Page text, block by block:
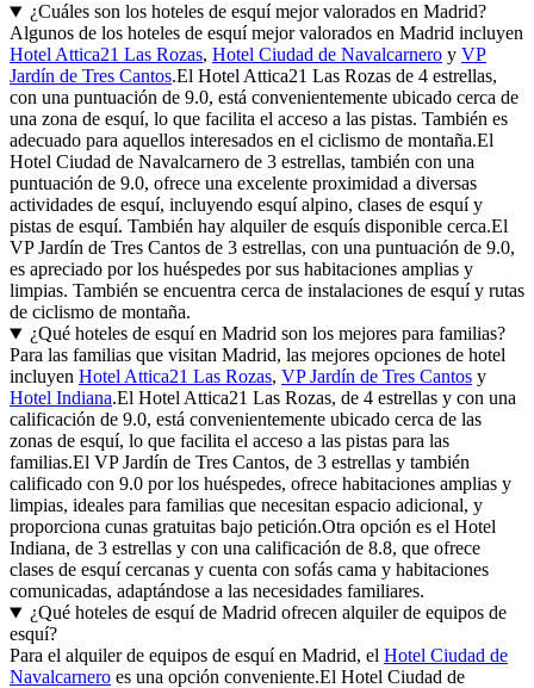
¿Cuáles son los hoteles de esquí mejor valorados en Madrid?
Algunos de los hoteles de esquí mejor valorados en Madrid incluyen
Hotel Attica21 Las Rozas, Hotel Ciudad de Navalcarnero y VP
Jardín de Tres Cantos.El Hotel Attica21 Las Rozas de 4 estrellas,
con una puntuación de 9.0, está convenientemente ubicado cerca de
una zona de esquí, lo que facilita el acceso a las pistas. También es
adecuado para aquellos interesados en el ciclismo de montaña.El
Hotel Ciudad de Navalcarnero de 3 estrellas, también con una
puntuación de 9.0, ofrece una excelente proximidad a diversas
actividades de esquí, incluyendo esquí alpino, clases de esquí y
pistas de esquí. También hay alquiler de esquís disponible cerca.El
VP Jardín de Tres Cantos de 3 estrellas, con una puntuación de 9.0,
es apreciado por los huéspedes por sus habitaciones amplias y
limpias. También se encuentra cerca de instalaciones de esquí y rutas
de ciclismo de montaña.
¿Qué hoteles de esquí en Madrid son los mejores para familias?
Para las familias que visitan Madrid, las mejores opciones de hotel
incluyen Hotel Attica21 Las Rozas, VP Jardín de Tres Cantos y
Hotel Indiana.El Hotel Attica21 Las Rozas, de 4 estrellas y con una
calificación de 9.0, está convenientemente ubicado cerca de las
zonas de esquí, lo que facilita el acceso a las pistas para las
familias.El VP Jardín de Tres Cantos, de 3 estrellas y también
calificado con 9.0 por los huéspedes, ofrece habitaciones amplias y
limpias, ideales para familias que necesitan espacio adicional, y
proporciona cunas gratuitas bajo petición.Otra opción es el Hotel
Indiana, de 3 estrellas y con una calificación de 8.8, que ofrece
clases de esquí cercanas y cuenta con sofás cama y habitaciones
comunicadas, adaptándose a las necesidades familiares.
¿Qué hoteles de esquí de Madrid ofrecen alquiler de equipos de
esquí?
Para el alquiler de equipos de esquí en Madrid, el Hotel Ciudad de
Navalcarnero es una opción conveniente.El Hotel Ciudad de